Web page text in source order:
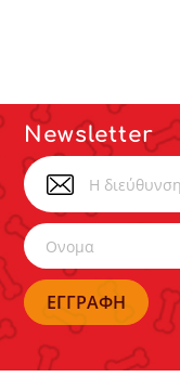
Newsletter